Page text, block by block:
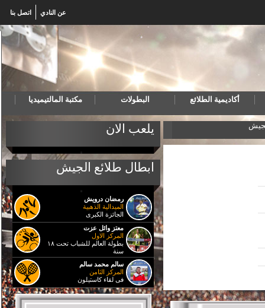
اتصل بنا عن النادي
أكاديمية الطلائع البطولات مكتبة المالتيميديا
يلعب الان
ابطال طلائع الجيش
رمضان درويش
الميدالية الذهبية
الجائزة الكبرى
معتز وائل عزت
المركز الاول
بطولة العالم للشباب تحت ١٨
سنة
سالم محمد سالم
المركز الثامن
فى لقاء كاستيلون
المنتخب المصري لكرة اليد للناشئين يهزم البرتغال